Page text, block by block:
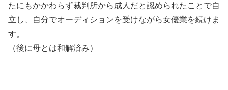
たにもかかわらず裁判所から成人だと認められたことで自
立し、自分でオーディションを受けながら女優業を続けま
す。
（後に母とは和解済み）